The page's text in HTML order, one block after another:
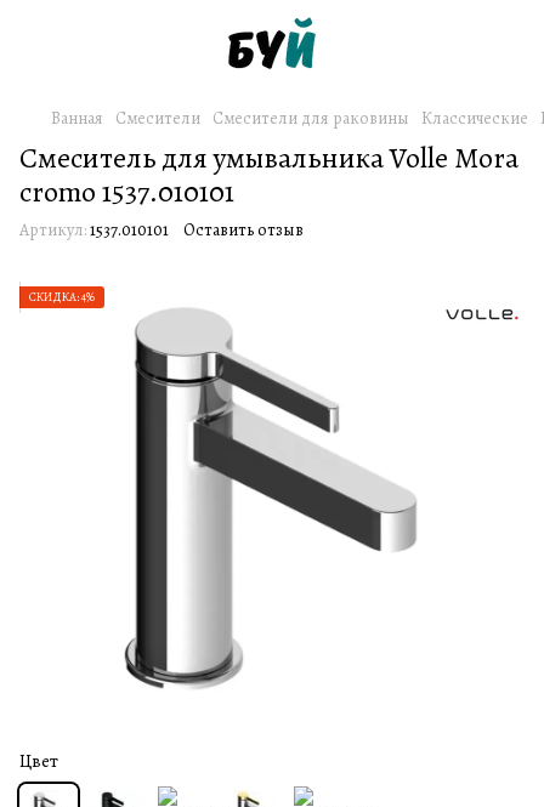
Ванная Смесители Смесители для раковины Классические
Смеситель для умывальника Volle Mora
cromo 1537.010101
Артикул:1537.010101 Оставить отзыв
СКИДКА: 4%
Цвет